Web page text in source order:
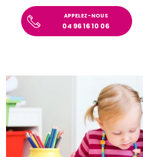
APPELEZ-NOUS
04 96 16 10 06